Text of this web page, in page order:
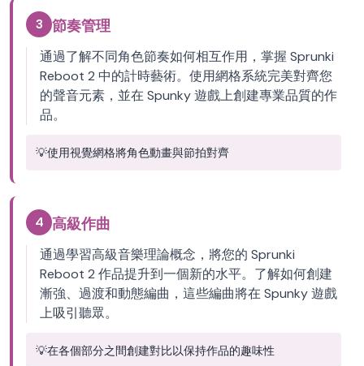
3 節奏管理
通過了解不同角色節奏如何相互作用，掌握 Sprunki
Reboot 2 中的計時藝術。使用網格系統完美對齊您
的聲音元素，並在 Spunky 遊戲上創建專業品質的作
品。
💡使用視覺網格將角色動畫與節拍對齊
4 高級作曲
通過學習高級音樂理論概念，將您的 Sprunki
Reboot 2 作品提升到一個新的水平。了解如何創建
漸強、過渡和動態編曲，這些編曲將在 Spunky 遊戲
上吸引聽眾。
💡在各個部分之間創建對比以保持作品的趣味性